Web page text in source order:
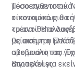
μεσοεπιθετικού.
τίποτα όπως θα
το αντίθετο
Τόσο αγωνιστικά
οικονομικά μια
«μέσα»! Η
μείωση του
αβεβαιότητας
Βιγιαφάνιες.
Ως σκέψη η
στο μυαλό του.
αποτελεί για